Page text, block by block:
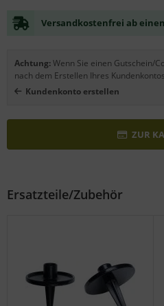
Versandkostenfrei ab
Achtung:Wenn Sie einen Gutschein/
nach dem Erstellen Ihres
Kundenkonto erstellen
ZUR
Ersatzteile/Zubehör